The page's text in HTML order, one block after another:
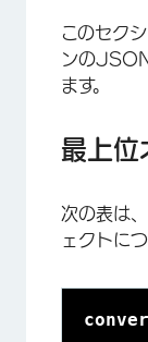
このセク
ンの
ます。
最上位
次の表は
ェクトに